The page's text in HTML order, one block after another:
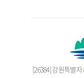
[26384] 강원특별